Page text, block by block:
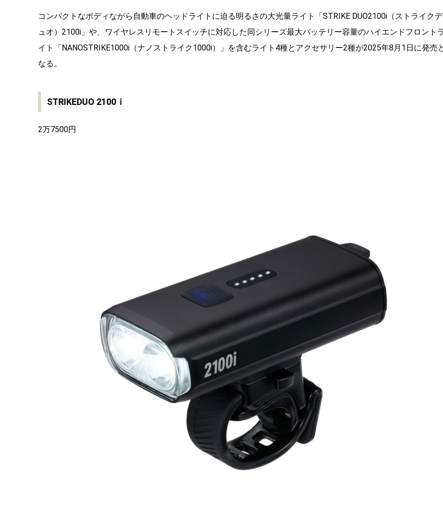
コンパクトなボディながら自動車のヘッドライトに迫る明るさの大光量ライト「STRIKE DUO2100i（ストライクデ
ュオ）2100i」や、ワイヤレスリモートスイッチに対応した同シリーズ最大バッテリー容量のハイエンドフロント
イト「NANOSTRIKE1000i（ナノストライク1000i）」 を含むライト4種とアクセサリー2種が2025年8月1日に発売
なる。
STRIKEDUO 2100ｉ
2万7500円